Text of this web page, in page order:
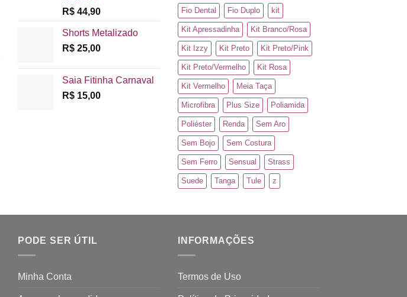
R$ 44,90
Shorts Metalizado
R$ 25,00
Saia Fitinha Carnaval
R$ 15,00
Fio Dental Fio Duplo kit
Kit Apressadinha Kit Branco/Rosa
Kit Izzy Kit Preto Kit Preto/Pink
Kit Preto/Vermelho Kit Rosa
Kit Vermelho Meia Taça
Microfibra Plus Size Poliamida
Poliéster Renda Sem Aro
Sem Bojo Sem Costura
Sem Ferro Sensual Strass
Suede Tanga Tule z
PODE SER ÚTIL
Minha Conta
INFORMAÇÕES
Termos de Uso